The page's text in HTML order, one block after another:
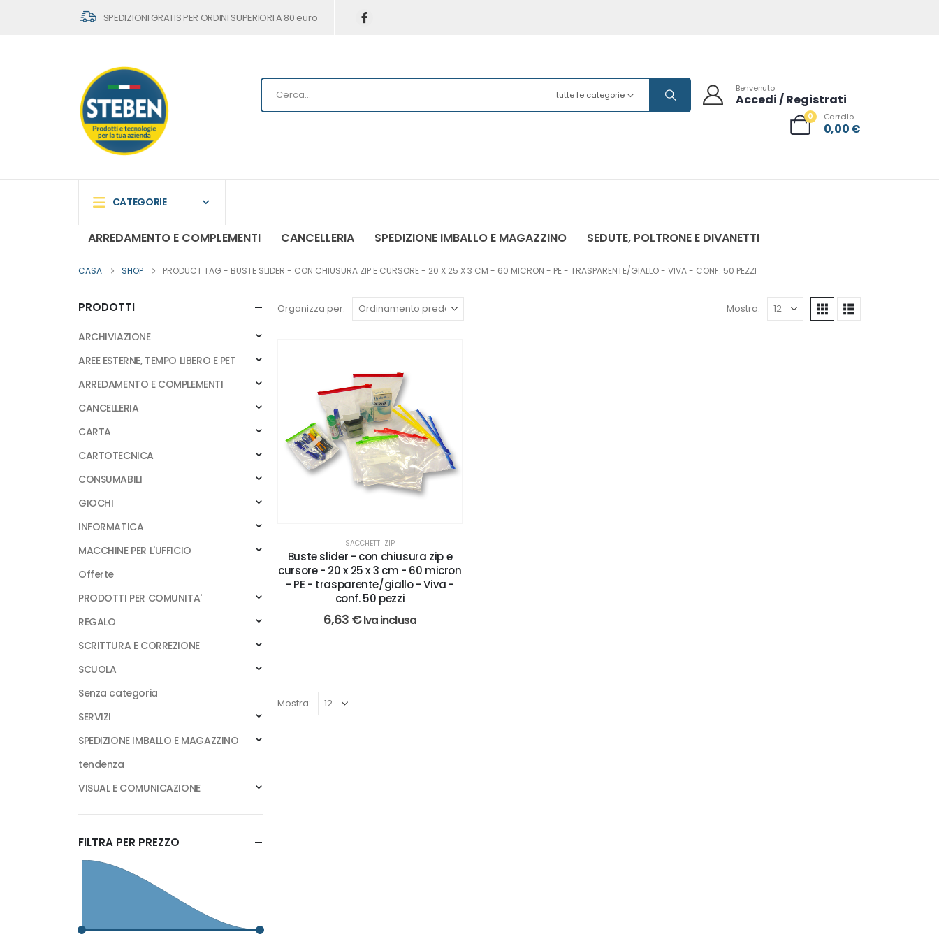
SPEDIZIONI GRATIS PER ORDINI SUPERIORI A 80 euro
tutte le categorie
Benvenuto
Accedi / Registrati
0 Carrello
0,00€
CATEGORIE
ARREDAMENTO E COMPLEMENTI CANCELLERIA SPEDIZIONE IMBALLO E MAGAZZINO SEDUTE, POLTRONE E DIVANETTI
CASA SHOP PRODUCT TAG - BUSTE SLIDER - CON CHIUSURA ZIP E CURSORE - 20 X 25 X 3 CM - 60 MICRON - PE - TRASPARENTE/GIALLO - VIVA - CONF. 50 PEZZI
Organizza per: Mostra:
SACCHETTI ZIP
Buste slider - con chiusura zip e
cursore - 20 x 25 x 3 cm - 60 micron
- PE - trasparente/giallo - Viva -
conf. 50 pezzi
6,63 €Iva inclusa
Mostra:
PRODOTTI
ARCHIVIAZIONE
AREE ESTERNE, TEMPO LIBERO E PET
ARREDAMENTO E COMPLEMENTI
CANCELLERIA
CARTA
CARTOTECNICA
CONSUMABILI
GIOCHI
INFORMATICA
MACCHINE PER L'UFFICIO
Offerte
PRODOTTI PER COMUNITA'
REGALO
SCRITTURA E CORREZIONE
SCUOLA
Senza categoria
SERVIZI
SPEDIZIONE IMBALLO E MAGAZZINO
tendenza
VISUAL E COMUNICAZIONE
FILTRA PER PREZZO